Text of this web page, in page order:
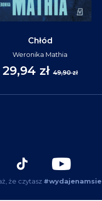
Chłód
Weronika Mathia
29,94 zł 49,90 zł
że czytasz #wydajenamsie